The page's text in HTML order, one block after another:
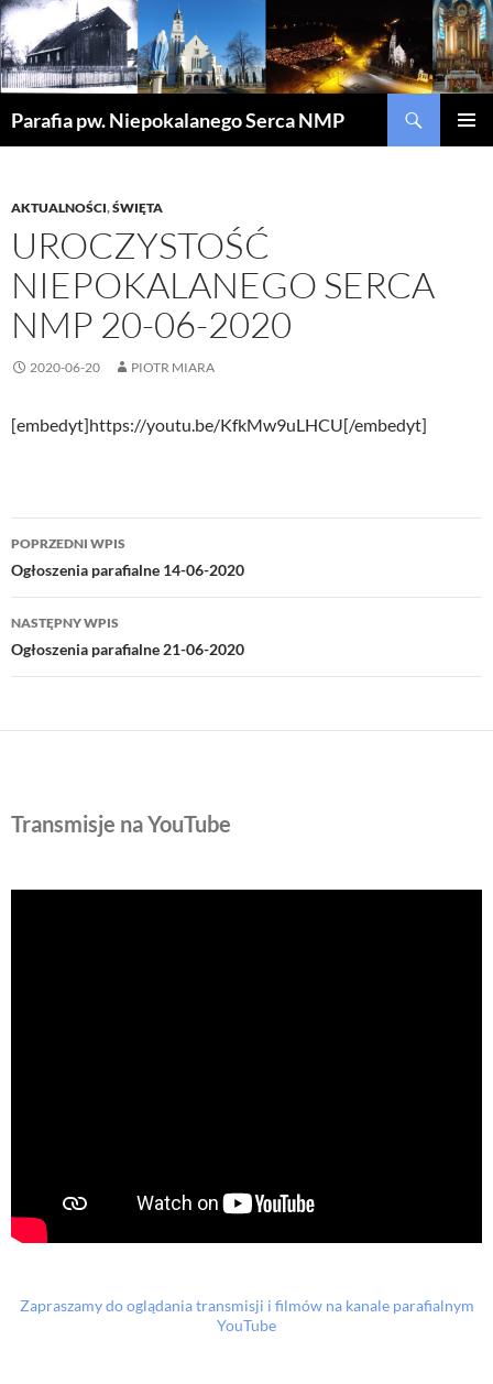
Parafia pw. Niepokalanego Serca NMP
AKTUALNOŚCI,ŚWIĘTA
UROCZYSTOŚĆ
NIEPOKALANEGO SERCA
NMP 20-06-2020
2020-06-20 PIOTR MIARA
[embedyt]https://youtu.be/KfkMw9uLHCU[/embedyt]
Nawigacja
wpisu
POPRZEDNI WPIS
Ogłoszenia parafialne 14-06-2020
NASTĘPNY WPIS
Ogłoszenia parafialne 21-06-2020
Transmisje na YouTube
Zapraszamy do oglądania transmisji i filmów na kanale parafialnym
YouTube